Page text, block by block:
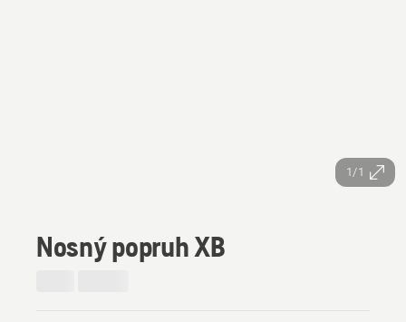
1/1
Nosný popruh XB